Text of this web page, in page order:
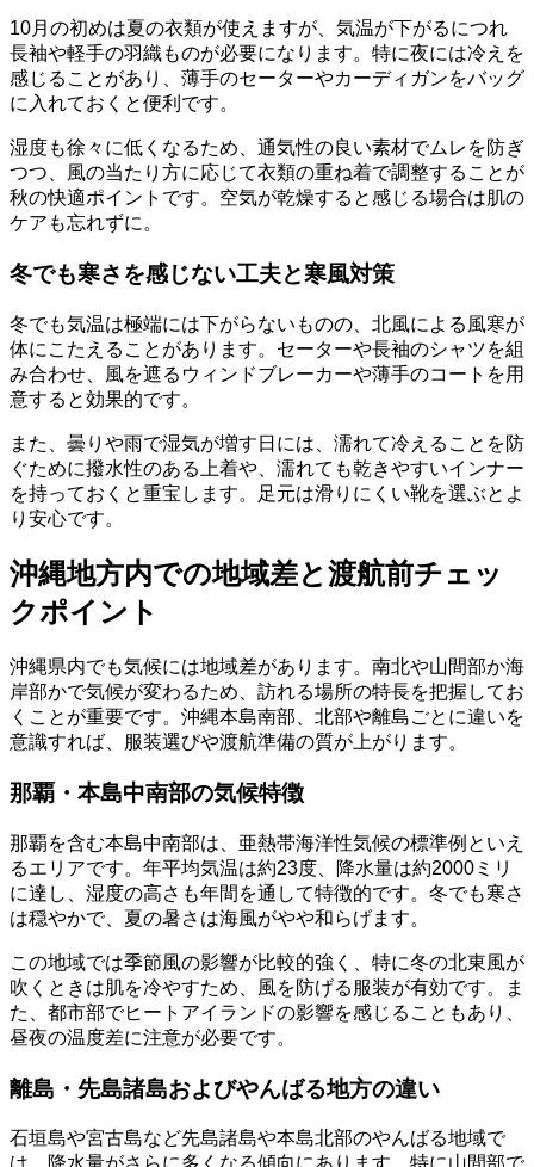
10月の初めは夏の衣類が使えますが、気温が下がるにつれ
長袖や軽手の羽織ものが必要になります。特に夜には冷えを
感じることがあり、薄手のセーターやカーディガンをバッグ
に入れておくと便利です。
湿度も徐々に低くなるため、通気性の良い素材でムレを防ぎ
つつ、風の当たり方に応じて衣類の重ね着で調整することが
秋の快適ポイントです。空気が乾燥すると感じる場合は肌の
ケアも忘れずに。
冬でも寒さを感じない工夫と寒風対策
冬でも気温は極端には下がらないものの、北風による風寒が
体にこたえることがあります。セーターや長袖のシャツを組
み合わせ、風を遮るウィンドブレーカーや薄手のコートを用
意すると効果的です。
また、曇りや雨で湿気が増す日には、濡れて冷えることを防
ぐために撥水性のある上着や、濡れても乾きやすいインナー
を持っておくと重宝します。足元は滑りにくい靴を選ぶとよ
り安心です。
沖縄地方内での地域差と渡航前チェッ
クポイント
沖縄県内でも気候には地域差があります。南北や山間部か海
岸部かで気候が変わるため、訪れる場所の特長を把握してお
くことが重要です。沖縄本島南部、北部や離島ごとに違いを
意識すれば、服装選びや渡航準備の質が上がります。
那覇・本島中南部の気候特徴
那覇を含む本島中南部は、亜熱帯海洋性気候の標準例といえ
るエリアです。年平均気温は約23度、降水量は約2000ミリ
に達し、湿度の高さも年間を通して特徴的です。冬でも寒さ
は穏やかで、夏の暑さは海風がやや和らげます。
この地域では季節風の影響が比較的強く、特に冬の北東風が
吹くときは肌を冷やすため、風を防げる服装が有効です。ま
た、都市部でヒートアイランドの影響を感じることもあり、
昼夜の温度差に注意が必要です。
離島・先島諸島およびやんばる地方の違い
石垣島や宮古島など先島諸島や本島北部のやんばる地域で